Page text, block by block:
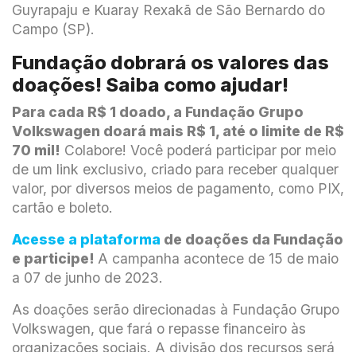
Guyrapaju e Kuaray Rexakã de São Bernardo do
Campo (SP).
Fundação dobrará os valores das
doações! Saiba como ajudar!
Para cada R$ 1 doado, a Fundação Grupo
Volkswagen doará mais R$ 1, até o limite de R$
70 mil! Colabore! Você poderá participar por meio
de um link exclusivo, criado para receber qualquer
valor, por diversos meios de pagamento, como PIX,
cartão e boleto.
Acesse a plataforma de doações da Fundação
e participe! A campanha acontece de 15 de maio
a 07 de junho de 2023.
As doações serão direcionadas à Fundação Grupo
Volkswagen, que fará o repasse financeiro às
organizações sociais. A divisão dos recursos será